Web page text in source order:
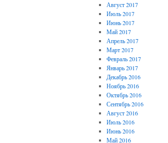
Август 2017
Июль 2017
Июнь 2017
Май 2017
Апрель 2017
Март 2017
Февраль 2017
Январь 2017
Декабрь 2016
Ноябрь 2016
Октябрь 2016
Сентябрь 2016
Август 2016
Июль 2016
Июнь 2016
Май 2016